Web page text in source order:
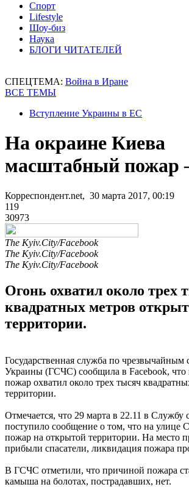
Спорт
Lifestyle
Шоу-биз
Наука
БЛОГИ ЧИТАТЕЛЕЙ
СПЕЦТЕМА: Война в Иране
ВСЕ ТЕМЫ
Вступление Украины в ЕС
На окраине Киева
масштабный пожар
Корреспондент.net, 30 марта 2017, 00:19
119
30973
The Kyiv.City/Facebook
The Kyiv.City/Facebook
The Kyiv.City/Facebook
Огонь охватил около трех
квадратных метров
территории.
Государственная служба по чрезвычайным
Украины (ГСЧС) сообщила в Facebook, что
пожар охватил около трех тысяч
территории.
Отмечается, что 29 марта в 22.11 в Службу
поступило сообщение о том, что на улице
пожар на открытой территории. На место
прибыли спасатели, ликвидация пожара
В ГСЧС отметили, что причиной пожара
камыша на болотах, пострадавших, нет.